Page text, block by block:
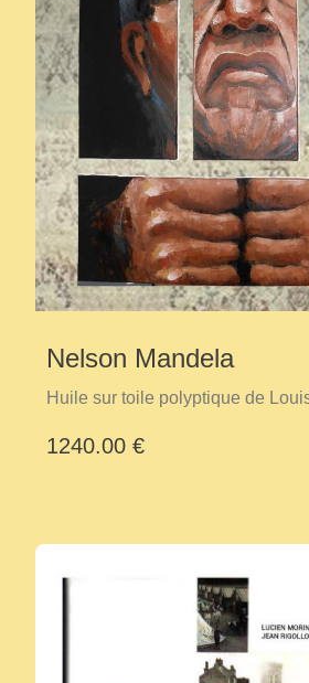
Nelson Mandela
Huile sur toile polyptique de
1240.00 €